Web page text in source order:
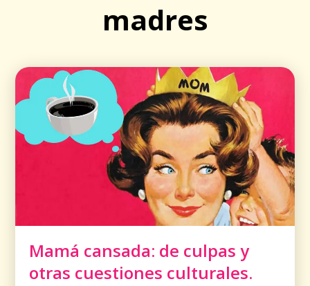
madres
Mamá cansada: de culpas y
otras cuestiones culturales.